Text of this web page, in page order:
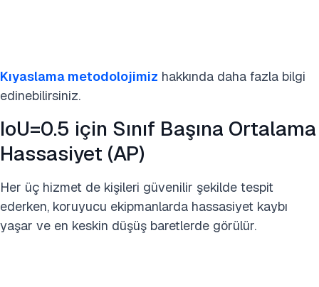
Kıyaslama metodolojimiz hakkında daha fazla bilgi
edinebilirsiniz.
IoU=0.5 için Sınıf Başına Ortalama
Hassasiyet (AP)
Her üç hizmet de kişileri güvenilir şekilde tespit
ederken, koruyucu ekipmanlarda hassasiyet kaybı
yaşar ve en keskin düşüş baretlerde görülür.